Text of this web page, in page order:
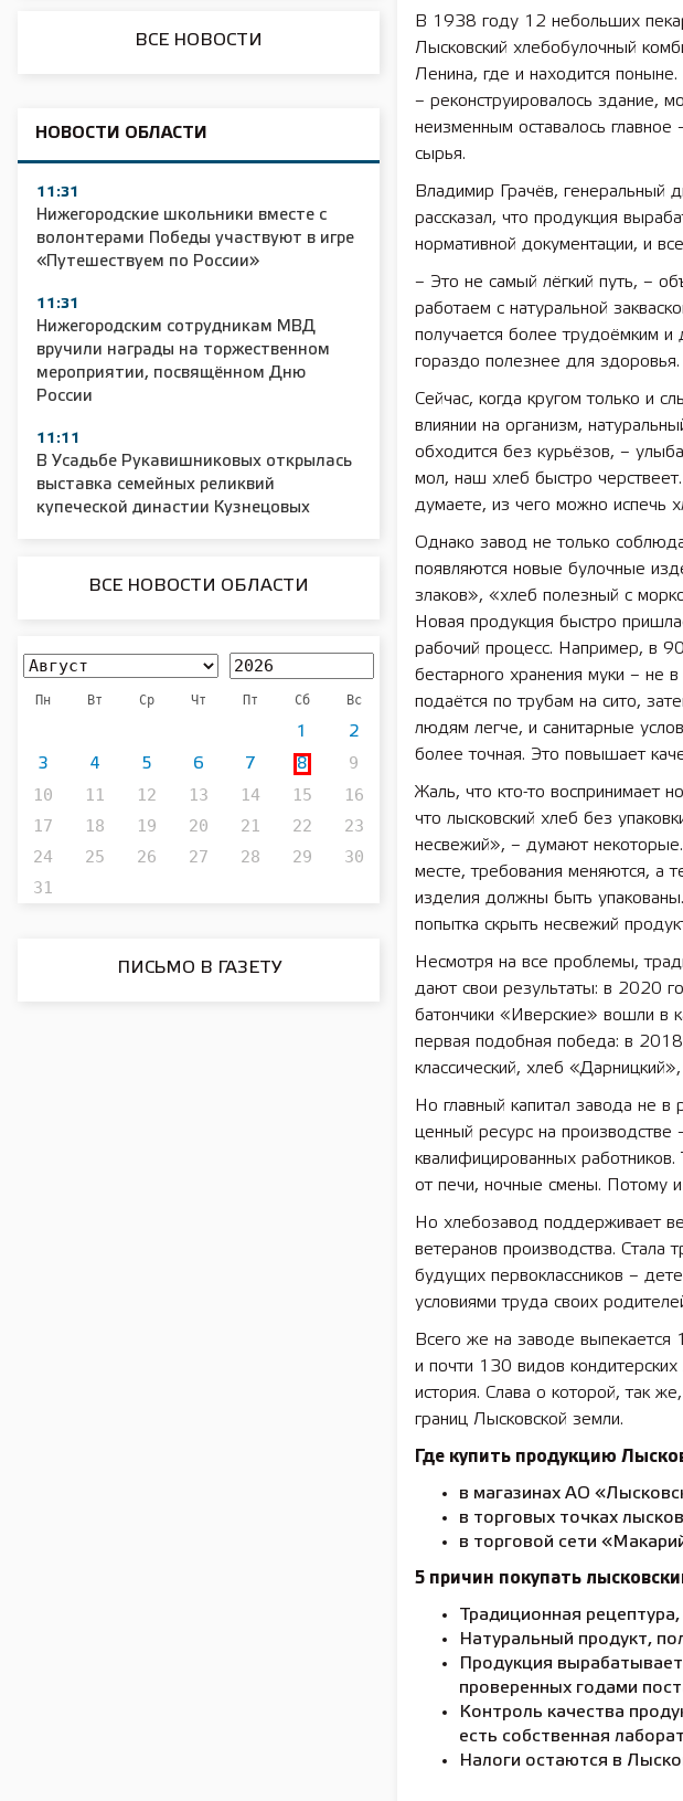
ВСЕ НОВОСТИ
НОВОСТИ ОБЛАСТИ
11:31
Нижегородские школьники вместе с
волонтерами Победы участвуют в игре
«Путешествуем по России»
11:31
Нижегородским сотрудникам МВД
вручили награды на торжественном
мероприятии, посвящённом Дню
России
11:11
В Усадьбе Рукавишниковых открылась
выставка семейных реликвий
купеческой династии Кузнецовых
ВСЕ НОВОСТИ ОБЛАСТИ
Пн Вт Ср Чт Пт Сб Вс
1 2
3 4 5 6 7 8
9
10
11 12 13 14 15
16
17
18 19 20 21 22
23
24
25 26 27 28 29
30
31
ПИСЬМО В ГАЗЕТУ
В 1938 году 12 небольших
Лысковский хлебобулочный
Ленина, где и находится
– реконструировалось здание,
неизменным оставалось
сырья.
Владимир Грачёв, генеральный
рассказал, что продукция
нормативной документации, и
– Это не самый лёгкий путь, –
работаем с натуральной
получается более трудоёмким и
гораздо полезнее для здоровья.
Сейчас, когда кругом только и
влиянии на организм,
обходится без курьёзов, –
мол, наш хлеб быстро
думаете, из чего можно испечь
Однако завод не только
появляются новые булочные
злаков», «хлеб полезный с
Новая продукция быстро
рабочий процесс. Например, в
бестарного хранения муки – не
подаётся по трубам на сито,
людям легче, и санитарные
более точная. Это повышает
Жаль, что кто-то воспринимает
что лысковский хлеб без
несвежий», – думают
месте, требования меняются, а
изделия должны быть
попытка скрыть несвежий
Несмотря на все проблемы,
дают свои результаты: в 2020
батончики «Иверские» вошли в
первая подобная победа: в
классический, хлеб
Но главный капитал завода не
ценный ресурс на
квалифицированных
от печи, ночные смены. Потому
Но хлебозавод поддерживает
ветеранов производства. Стала
будущих первоклассников –
условиями труда своих
Всего же на заводе
и почти 130 видов
история. Слава о которой, так
границ Лысковской земли.
Где купить продукцию
в магазинах АО
в торговых точках
в торговой сети
5 причин покупать
Традиционная
Натуральный продукт,
Продукция
проверенных годами
Контроль качества
есть собственная
Налоги остаются в